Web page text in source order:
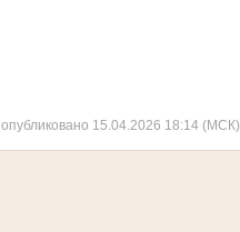
опубликовано 15.04.2026 18:14 (МСК)